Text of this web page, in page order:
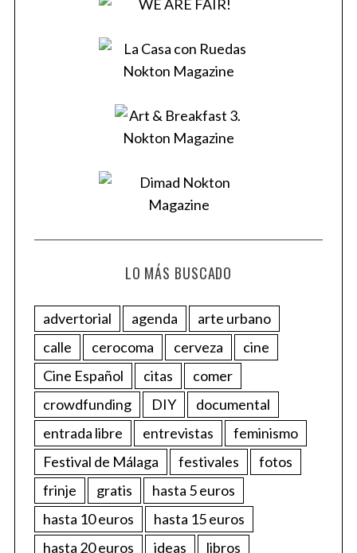
LO MÁS BUSCADO
advertorial agenda
arte urbano
calle
cerocoma cerveza
cine
Cine Español
citas
comer
crowdfunding
DIY
documental
entrada libre
entrevistas
feminismo
Festival de Málaga
festivales
fotos
frinje
gratis
hasta 5 euros
hasta 10 euros
hasta 15 euros
hasta 20 euros
ideas
libros